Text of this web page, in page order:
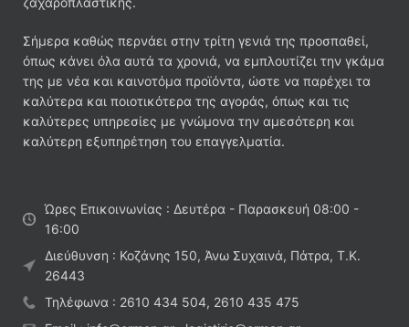
Σήμερα καθώς περνάει στην τρίτη γενιά της προσπαθεί,
όπως κάνει όλα αυτά τα χρονιά, να εμπλουτίζει την γκάμα
της με νέα και καινοτόμα προϊόντα, ώστε να παρέχει τα
καλύτερα και ποιοτικότερα της αγοράς, όπως και τις
καλύτερες υπηρεσίες με γνώμονα την αμεσότερη και
καλύτερη εξυπηρέτηση του επαγγελματία.
Ώρες Επικοινωνίας : Δευτέρα - Παρασκευή 08:00 -
16:00
Διεύθυνση : Κοζάνης 150, Άνω Συχαινά, Πάτρα, Τ.Κ.
26443
Τηλέφωνα : 2610 434 504, 2610 435 475